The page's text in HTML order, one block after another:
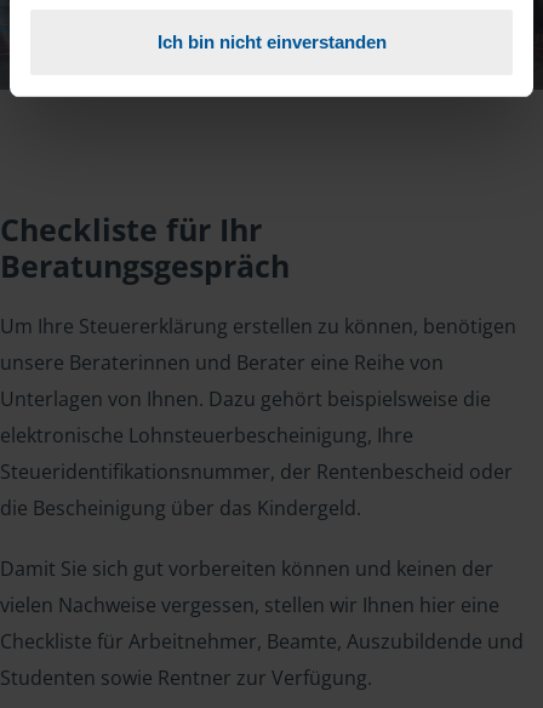
Ich bin nicht einverstanden
Checkliste für Ihr
Beratungsgespräch
Um Ihre Steuererklärung erstellen zu können, benötigen
unsere Beraterinnen und Berater eine Reihe von
Unterlagen von Ihnen. Dazu gehört beispielsweise die
elektronische Lohnsteuerbescheinigung, Ihre
Steueridentifikationsnummer, der Rentenbescheid oder
die Bescheinigung über das Kindergeld.
Damit Sie sich gut vorbereiten können und keinen der
vielen Nachweise vergessen, stellen wir Ihnen hier eine
Checkliste für Arbeitnehmer, Beamte, Auszubildende und
Studenten sowie Rentner zur Verfügung.